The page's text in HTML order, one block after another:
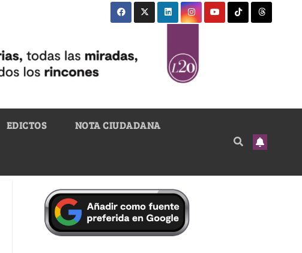
EDICTOS NOTA CIUDADANA